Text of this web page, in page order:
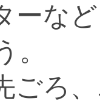
ーな
ごろ